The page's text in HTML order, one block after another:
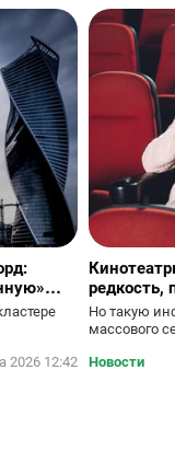
2026 12:42
редкость,
Но такую
массового
Новости